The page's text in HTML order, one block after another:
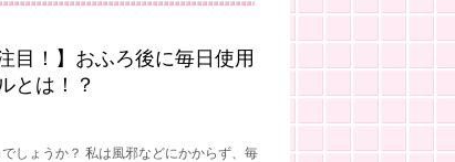
目！】おふろ後に毎日使用
とは！？
しょうか？ 私は風邪などにかからず、毎